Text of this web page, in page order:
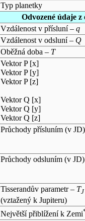
Typ planetky
Odvozené údaje
Vzdálenost v přísluní – q
Vzdálenost v odsluní – Q
Oběžná doba – T
Vektor P [x]
Vektor P [y]
Vektor P [z]
Vektor Q [x]
Vektor Q [y]
Vektor Q [z]
Průchody přísluním (v JD)
Průchody odsluním (v JD)
Tisserandův parametr – TJ
(vztažený k Jupiteru)
Největší přiblížení k Zemi